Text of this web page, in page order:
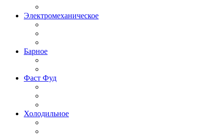
Электромеханическое
Барное
Фаст Фуд
Холодильное